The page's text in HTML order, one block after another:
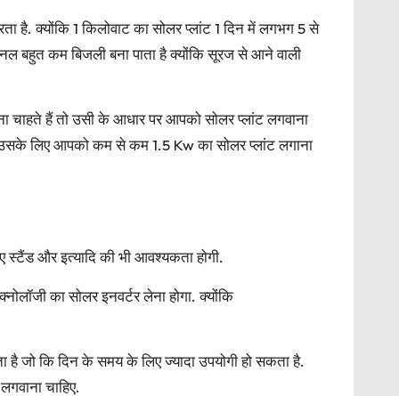
है. क्योंकि 1 किलोवाट का सोलर प्लांट 1 दिन में लगभग 5 से
बहुत कम बिजली बना पाता है क्योंकि सूरज से आने वाली
हैं तो उसी के आधार पर आपको सोलर प्लांट लगवाना
लिए आपको कम से कम 1.5 Kw का सोलर प्लांट लगाना
और इत्यादि की भी आवश्यकता होगी.
का सोलर इनवर्टर लेना होगा. क्योंकि
जो कि दिन के समय के लिए ज्यादा उपयोगी हो सकता है.
चाहिए.